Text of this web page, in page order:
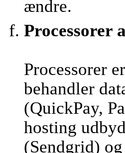
ændre.
Processorer
Processorer
behandler
(QuickPay,
hosting
(Sendgrid)